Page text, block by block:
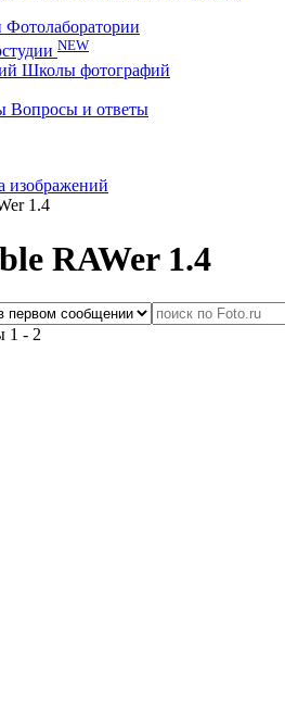
Фотолаборатории
NEW
Школы фотографий
Вопросы и ответы
изображений
1.4
RAWer 1.4
1 - 2